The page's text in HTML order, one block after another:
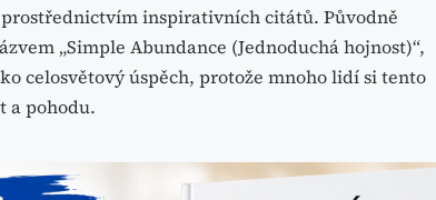
inspirativních citátů. Původně
„Simple Abundance (Jednoduchá hojnost)“,
celosvětový úspěch, protože mnoho lidí si tento
a pohodu.